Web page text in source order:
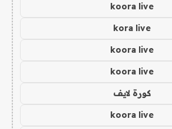
koora live
kora live
koora live
koora live
كورة لايف
koora live